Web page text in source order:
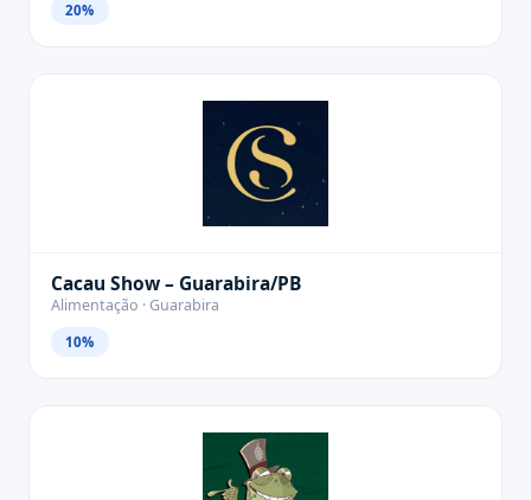
20%
Cacau Show – Guarabira/PB
Alimentação · Guarabira
10%